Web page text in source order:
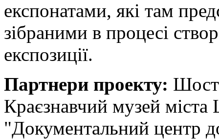
експонатами, які там
зібраними в процесі
експозиції.
Партнери проекту:
Краєзнавчий музей
"Документальний центр